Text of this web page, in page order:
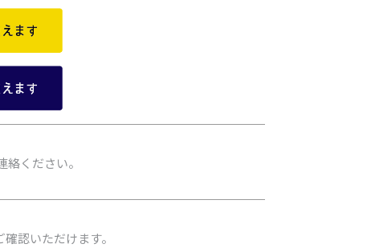
ください。
認いただけます。